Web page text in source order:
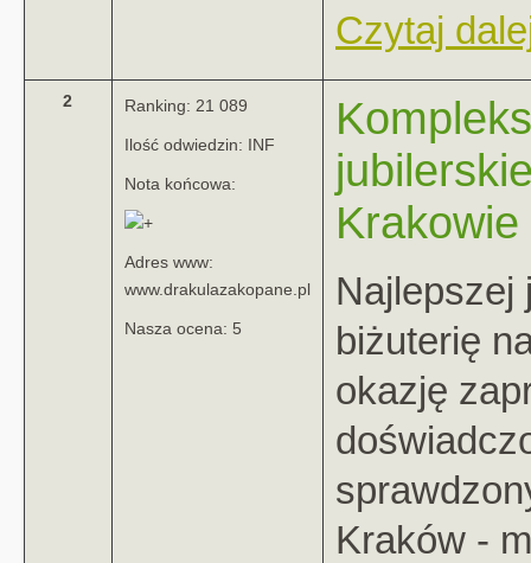
Czytaj
2 Ranking: 21 089
Ilość odwiedzin: INF
Nota końcowa:
Adres www:
www.drakulazakopane.pl
Nasza ocena: 5
Krakowie
Najlepszej
biżuterię
okazję
Kraków -